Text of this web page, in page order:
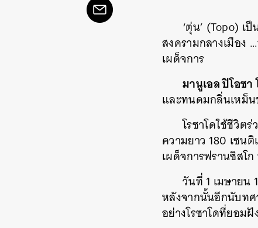
‘ตุ่น’ (Topo)
สงครามกลางเมือง
เผด็จการ
มานูเอล ปิโอซา
และทนดมกลิ่นเหม็
โรซาโดใช้ชีวิต
ความยาว 180 เซน
เผด็จการฟรานซิสโ
วันที่ 1 เมษายน
หลังจากนั้นอีกนับทศ
อย่างโรซาโดที่ยอม